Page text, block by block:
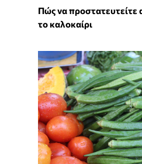
Πώς να προστατευτείτε
το καλοκαίρι